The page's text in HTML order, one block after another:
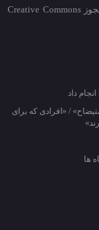
تمامی مطالب منتشر شده در اکسپرس‌نا تحت مجوز Creative Commons
داد
/ «افرادی که برای